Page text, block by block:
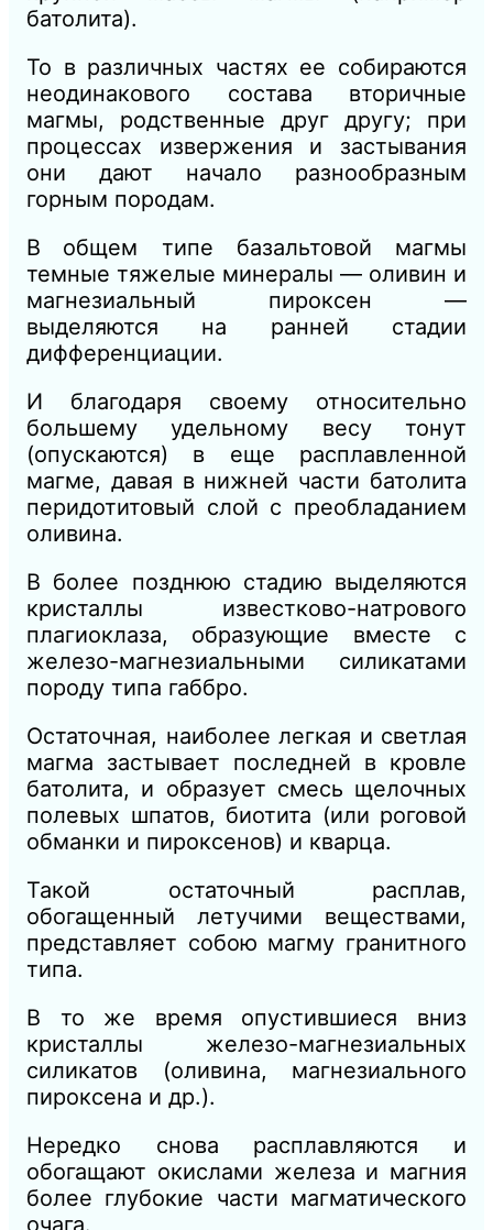
батолита).
То в различных частях ее собираются
неодинакового состава вторичные
магмы, родственные друг другу; при
процессах извержения и застывания
они дают начало разнообразным
горным породам.
В
общем типе базальтовой магмы
темные тяжелые минералы — оливин и
магнезиальный пироксен —
выделяются на ранней стадии
дифференциации.
И благодаря своему относительно
большему удельному весу тонут
(опускаются) в еще расплавленной
магме, давая в нижней части батолита
перидотитовый слой с преобладанием
оливина.
В более позднюю стадию выделяются
кристаллы известково-натрового
плагиоклаза, образующие вместе с
железо-магнезиальными силикатами
породу типа габбро.
Остаточная, наиболее легкая и светлая
магма застывает последней в кровле
батолита, и образует смесь щелочных
полевых шпатов, биотита (или роговой
обманки и пироксенов) и кварца.
Такой остаточный расплав,
обогащенный летучими веществами,
представляет собою магму гранитного
типа.
В то же время опустившиеся вниз
кристаллы железо-магнезиальных
силикатов (оливина, магнезиального
пироксена и др.).
Нередко снова расплавляются и
обогащают окислами железа и магния
более глубокие части магматического
очага.